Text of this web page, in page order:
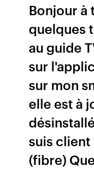
Bonjour à
quelques
au guide
sur
sur mon
elle est à
suis client
(fibre)